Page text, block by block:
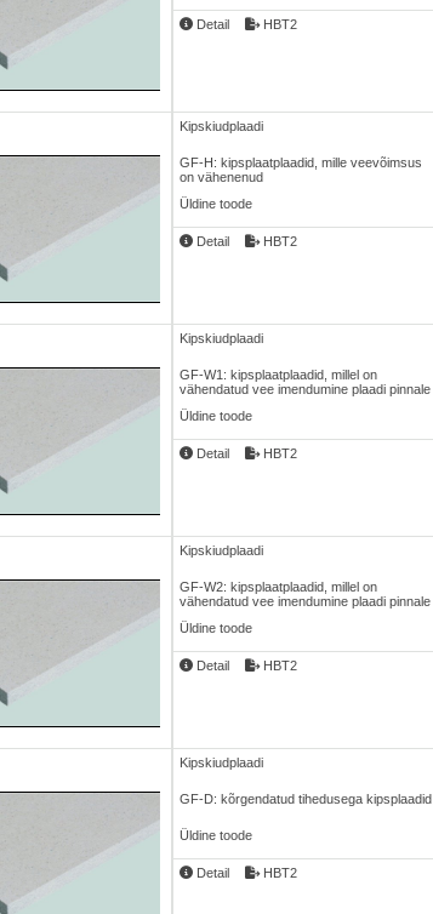
Detail HBT2
Kipskiudplaadi
GF-H: kipsplaatplaadid, mille veevõimsus
on vähenenud
Üldine toode
Detail HBT2
Kipskiudplaadi
GF-W1: kipsplaatplaadid, millel on
vähendatud vee imendumine plaadi pinnale
Üldine toode
Detail HBT2
Kipskiudplaadi
GF-W2: kipsplaatplaadid, millel on
vähendatud vee imendumine plaadi pinnale
Üldine toode
Detail HBT2
Kipskiudplaadi
GF-D: kõrgendatud tihedusega kipsplaadid
Üldine toode
Detail HBT2